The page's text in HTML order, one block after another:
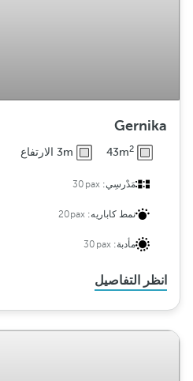
Gernika
43m2 3m الارتفاع
مَدْرسِي:30pax
نمط كاباريه: 20pax
مأدبة:30pax
انظر التفاصيل